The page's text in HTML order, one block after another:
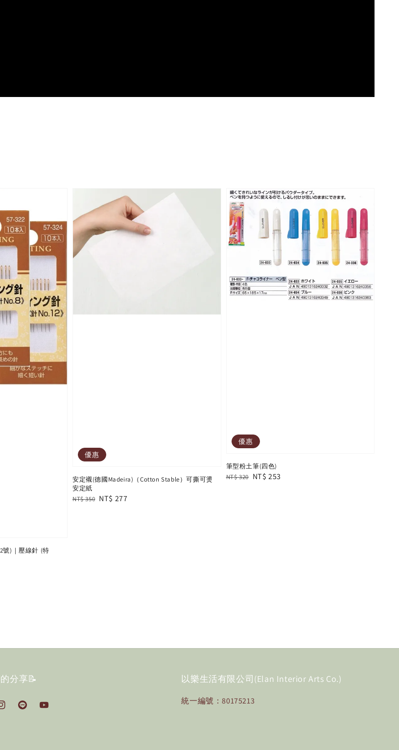
號)｜壓線針 (特
優惠
安定襯(德國Madeira)（Cotton Stable）可撕可燙
安定紙
Regular
NT$ 350 Sale
NT$ 277
優惠
筆型粉土筆(四色)
Regular
NT$ 320 Sale
NT$ 253
分享📝 以樂生活有限公司(Elan Interior Arts Co.)
統一編號：80175213